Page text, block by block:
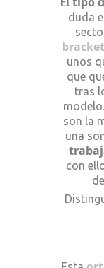
duda
unos
que
tras
son la
una
con